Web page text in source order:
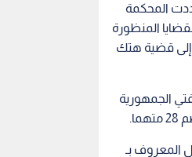
المحكمة
بالأحكام في القضايا المنظورة
إلى قضية هتك
آخرين إلى فضيلة مفتي الجمهورية
المعروف بـ